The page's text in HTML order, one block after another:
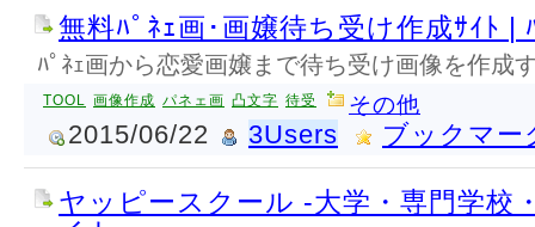
無料ﾊﾟﾈｪ画･画嬢待ち受け作成ｻｲﾄ |
ﾊﾟﾈｪ画から恋愛画嬢まで待ち受け画像を作成
TOOL 画像作成 パネェ画 凸文字 待受 その他
2015/06/22 3Users ブックマー
ヤッピースクール -大学・専門学校